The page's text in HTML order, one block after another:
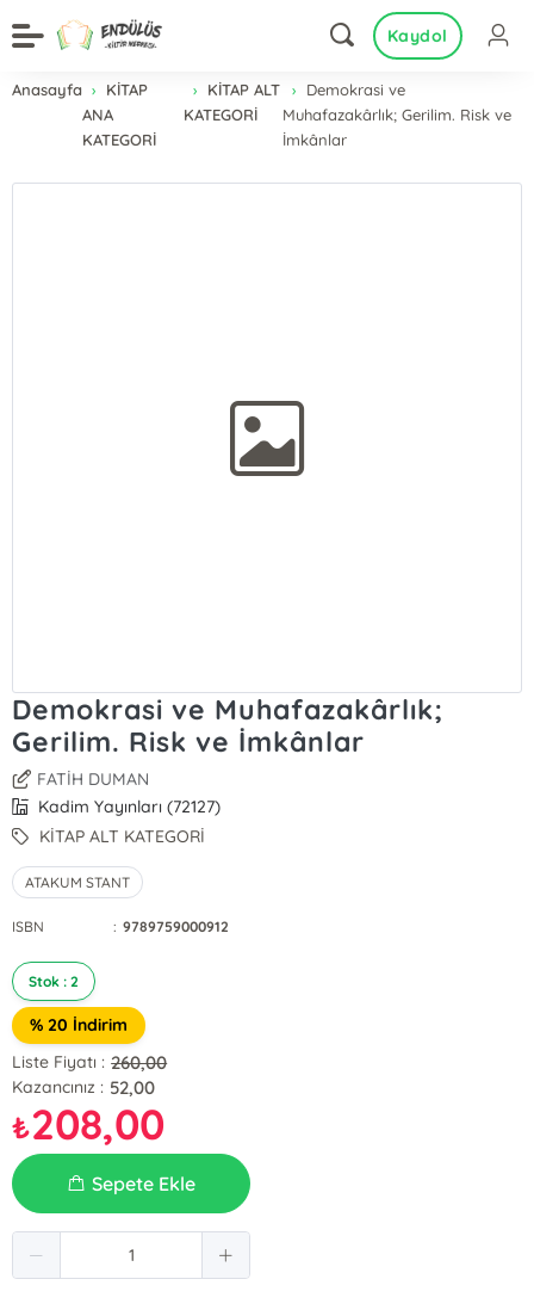
Kaydol
Anasayfa
KİTAP
ANA
KATEGORİ
KİTAP ALT
KATEGORİ
Demokrasi ve
Muhafazakârlık; Gerilim. Risk ve
İmkânlar
Demokrasi ve Muhafazakârlık;
Gerilim. Risk ve İmkânlar
FATİH DUMAN
Kadim Yayınları (72127)
KİTAP ALT KATEGORİ
ATAKUM STANT
ISBN : 9789759000912
Stok : 2
% 20 İndirim
Liste Fiyatı : 260,00
Kazancınız : 52,00
₺208,00
Sepete Ekle